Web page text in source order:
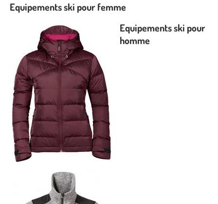
Equipements ski pour femme
Equipements ski pour
homme